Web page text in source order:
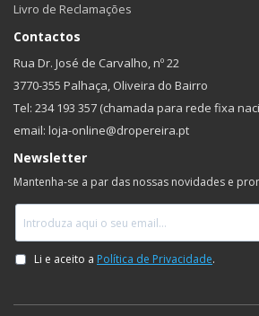
Livro de Reclamações
Contactos
Rua Dr. José de Carvalho, nº 22
3770-355 Palhaça, Oliveira do Bairro
Tel: 234 193 357 (chamada para rede fixa
email: loja-online@dropereira.pt
Newsletter
Mantenha-se a par das nossas novidades e